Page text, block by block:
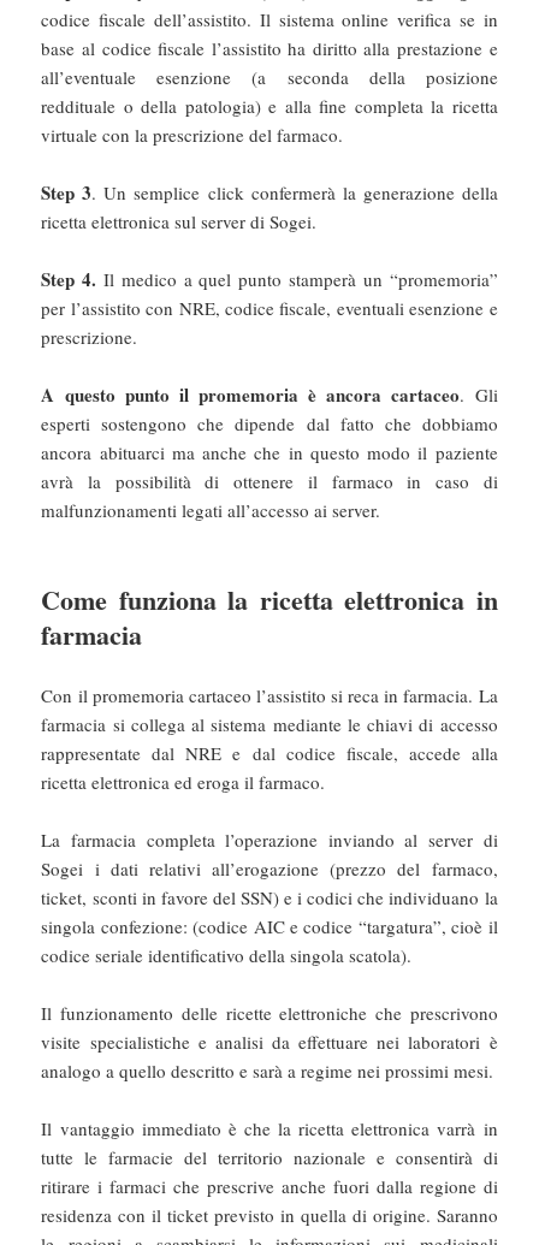
codice fiscale dell’assistito. Il sistema online verifica se in
base al codice fiscale l’assistito ha diritto alla prestazione e
all’eventuale esenzione (a seconda della posizione
reddituale o della patologia) e alla fine completa la ricetta
virtuale con la prescrizione del farmaco.
Step 3. Un semplice click confermerà la generazione della
ricetta elettronica sul server di Sogei.
Step 4. Il medico a quel punto stamperà un “promemoria”
per l’assistito con NRE, codice fiscale, eventuali esenzione e
prescrizione.
A questo punto il promemoria è ancora cartaceo. Gli
esperti sostengono che dipende dal fatto che dobbiamo
ancora abituarci ma anche che in questo modo il paziente
avrà la possibilità di ottenere il farmaco in caso di
malfunzionamenti legati all’accesso ai server.
Come funziona la ricetta elettronica in
farmacia
Con il promemoria cartaceo l’assistito si reca in farmacia. La
farmacia si collega al sistema mediante le chiavi di accesso
rappresentate dal NRE e dal codice fiscale, accede alla
ricetta elettronica ed eroga il farmaco.
La farmacia completa l’operazione inviando al server di
Sogei i dati relativi all’erogazione (prezzo del farmaco,
ticket, sconti in favore del SSN) e i codici che individuano la
singola confezione: (codice AIC e codice “targatura”, cioè il
codice seriale identificativo della singola scatola).
Il funzionamento delle ricette elettroniche che prescrivono
visite specialistiche e analisi da effettuare nei laboratori è
analogo a quello descritto e sarà a regime nei prossimi mesi.
Il vantaggio immediato è che la ricetta elettronica varrà in
tutte le farmacie del territorio nazionale e consentirà di
ritirare i farmaci che prescrive anche fuori dalla regione di
residenza con il ticket previsto in quella di origine. Saranno